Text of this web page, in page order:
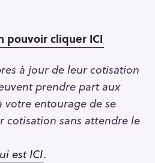
pouvoir cliquer ICI
à jour de leur cotisation
prendre part aux
votre entourage de se
cotisation sans attendre le
est ICI.